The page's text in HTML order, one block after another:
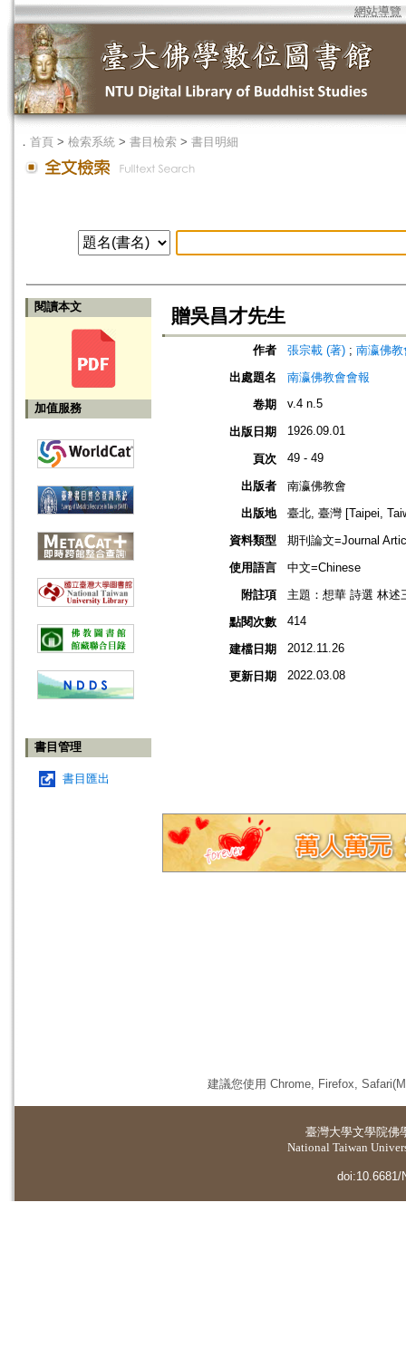
網站導覽
． 首頁 > 檢索系統 > 書目檢索 > 書目明細
閱讀本文
加值服務
書目管理
書目匯出
贈吳昌才先生
作者 張宗載 (著) ; 南瀛佛
出處題名
南瀛佛教會會報
卷期
v.4 n.5
出版日期 1926.09.01
頁次 49 - 49
出版者
南瀛佛教會
出版地
臺北, 臺灣 [Taipei,
資料類型
期刊論文=Journal
使用語言
中文=Chinese
附註項
主題：想華 詩選 林述
點閱次數
414
建檔日期 2012.11.26
更新日期 2022.03.08
建議您使用 Chrome, Firefox,
臺灣大學文學院佛
National Taiwan
doi:10.6681/